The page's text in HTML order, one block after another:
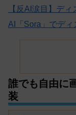
【反AI涙目】デ
AI「Sora」でディ
誰でも自由に
装